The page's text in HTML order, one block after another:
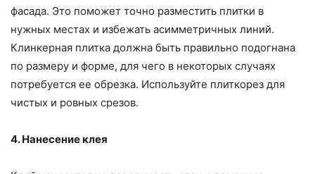
фасада. Это поможет точно разместить плитки в
нужных местах и избежать асимметричных линий.
Клинкерная плитка должна быть правильно подогнана
по размеру и форме, для чего в некоторых случаях
потребуется ее обрезка. Используйте плиткорез для
чистых и ровных срезов.
4. Нанесение клея